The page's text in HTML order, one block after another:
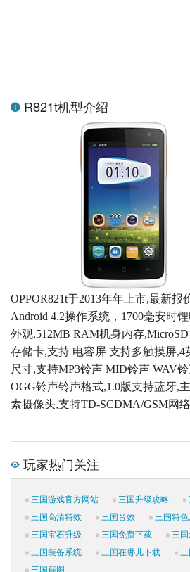
R821t机型介绍
OPPOR821t于2013年年上市,最新报
Android 4.2操作系统，1700毫安时
外观,512MB RAM机身内存,MicroSD
存储卡,支持 电容屏 支持多触摸屏,4
尺寸,支持MP3铃声 MID铃声 WAV
OGG铃声铃声格式,1.0版支持蓝牙,
素摄像头,支持TD-SCDMA/GSM网络
玩家热门关注
三国游戏官方网站 三国升级攻略
三国高清特效
三国音效 三国特
三国宝石升级
三国免费下载
三
三国装备系统
三国在哪儿下载
三国截图